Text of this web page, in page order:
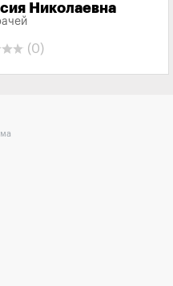
Николаевна
(0)